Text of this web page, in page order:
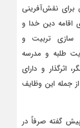
برای نقش‌آفرینی
دین خدا و
سازی تربیت و
طلبه و مدرسه
اثرگذار و دارای
جمله این وظایف
گفته صرفاً در